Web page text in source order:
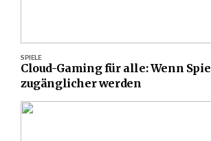
Cloud-Gaming für alle: Wenn
zugänglicher werden
SPIELE